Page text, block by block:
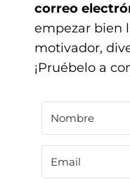
correo
empezar bien
motivador,
¡Pruébelo a